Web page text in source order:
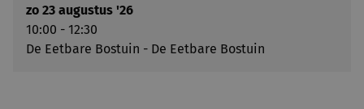
zo 23 augustus '26
10:00 - 12:30
De Eetbare Bostuin - De Eetbare Bostuin